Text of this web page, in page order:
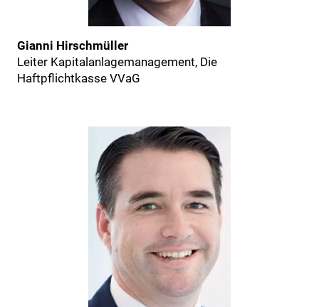
Gianni Hirschmüller
Leiter Kapitalanlagemanagement, Die
Haftpflichtkasse VVaG